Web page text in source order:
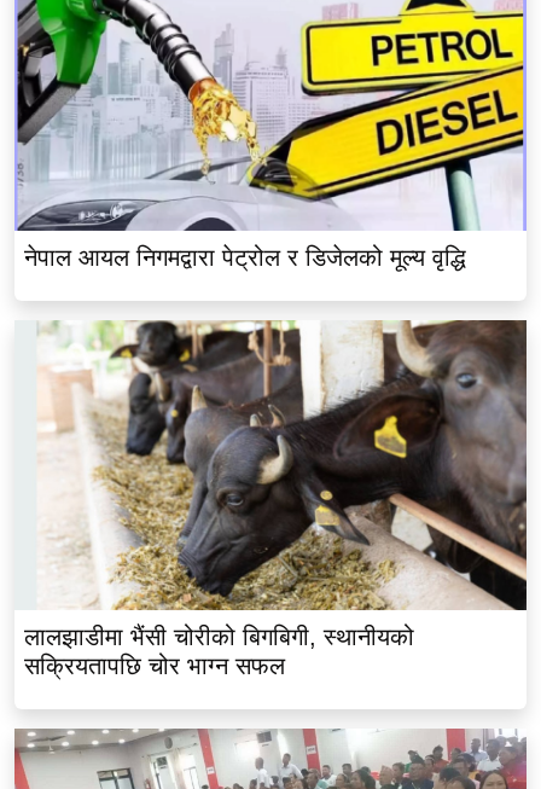
नेपाल आयल निगमद्वारा पेट्रोल र डिजेलको मूल्य वृद्धि
लालझाडीमा भैंसी चोरीको बिगबिगी, स्थानीयको
सक्रियतापछि चोर भाग्न सफल